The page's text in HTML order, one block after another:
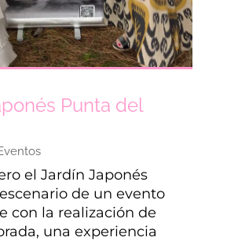
Punta del
el Jardín Japonés
de un evento
con la realización de
una experiencia